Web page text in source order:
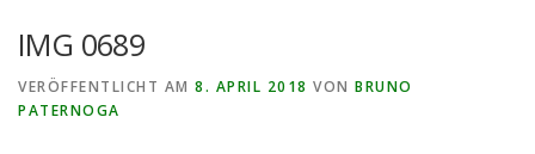
SERVICE IMPRESSUM
IMG 0689
VERÖFFENTLICHT AM 8. APRIL 2018 VON BRUNO
PATERNOGA